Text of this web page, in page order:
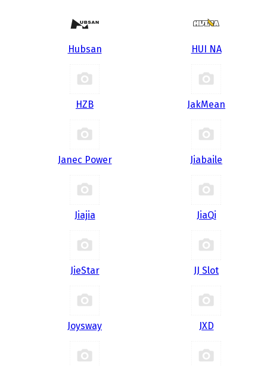
Hubsan HUI NA
HZB JakMean
Janec Power Jiabaile
Jiajia JiaQi
JieStar JJ Slot
Joysway JXD